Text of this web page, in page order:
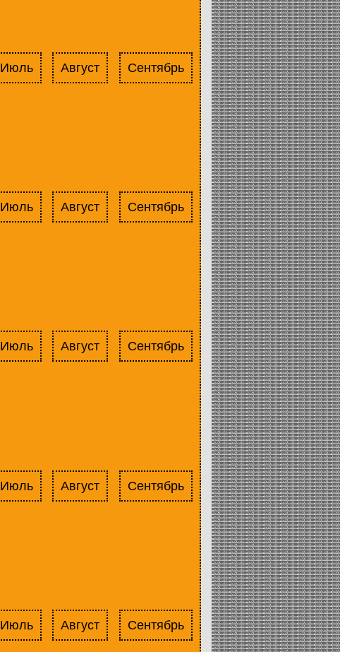
Июль Август Сентябрь
Июль Август Сентябрь
Июль Август Сентябрь
Июль Август Сентябрь
Июль Август Сентябрь